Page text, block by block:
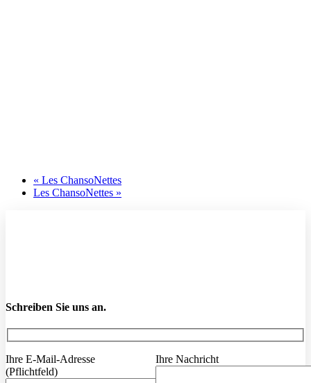
« Les ChansoNettes
Les ChansoNettes »
Schreiben Sie uns an.
Ihre E-Mail-Adresse
(Pflichtfeld)
Ihre Nachricht